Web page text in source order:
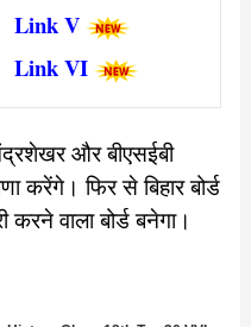
Link V
Link VI
और बीएसईबी
करेंगे। फिर से बिहार बोर्ड
वाला बोर्ड बनेगा।